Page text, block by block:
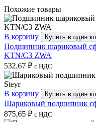
Похожие товары
В корзину Купить в один
Подшипник шариковый
KTN/C3 ZWA
532,67 ₽ с НДС
В корзину Купить в один
Шариковый подшипник
875,65 ₽ с НДС